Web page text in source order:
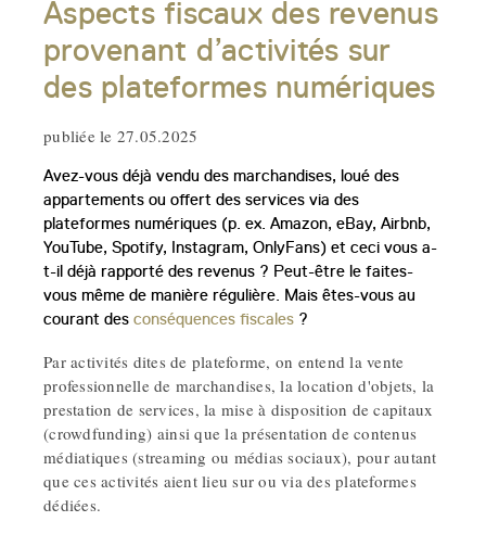
Aspects fiscaux des revenus
provenant d’activités sur
des plateformes numériques
publiée le 27.05.2025
Avez-vous déjà vendu des marchandises, loué des
appartements ou offert des services via des
plateformes numériques (p. ex. Amazon, eBay, Airbnb,
YouTube, Spotify, Instagram, OnlyFans) et ceci vous a-
t-il déjà rapporté des revenus ? Peut-être le faites-
vous même de manière régulière. Mais êtes-vous au
courant des conséquences fiscales ?
Par activités dites de plateforme, on entend la vente
professionnelle de marchandises, la location d'objets, la
prestation de services, la mise à disposition de capitaux
(crowdfunding) ainsi que la présentation de contenus
médiatiques (streaming ou médias sociaux), pour autant
que ces activités aient lieu sur ou via des plateformes
dédiées.